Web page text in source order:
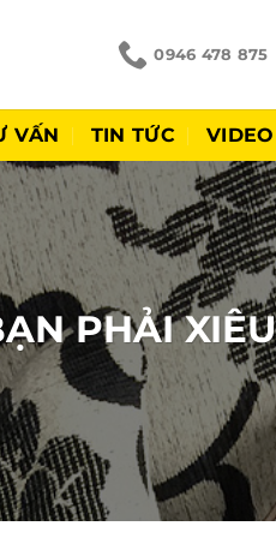
0946 478 875
VẤN TIN TỨC VIDEO
PHẢI